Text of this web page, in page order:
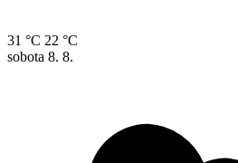
31 °C 22 °C
sobota 8. 8.